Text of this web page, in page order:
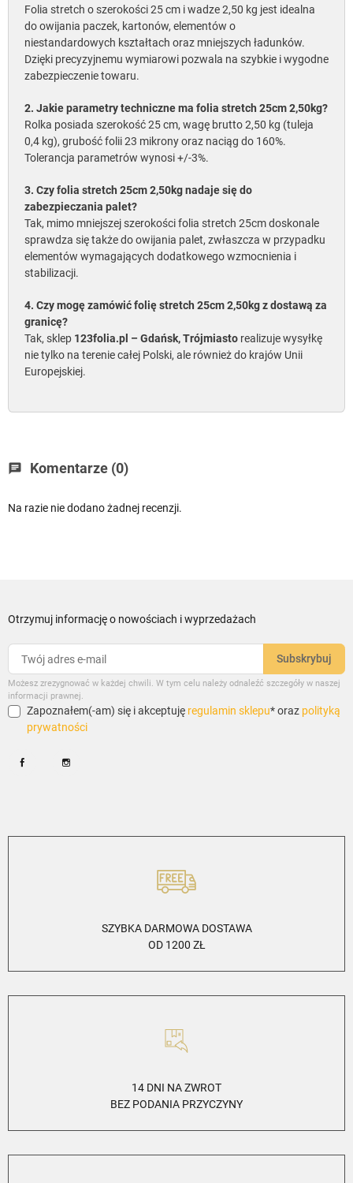
Folia stretch o szerokości 25 cm i wadze 2,50 kg jest idealna
do owijania paczek, kartonów, elementów o
niestandardowych kształtach oraz mniejszych ładunków.
Dzięki precyzyjnemu wymiarowi pozwala na szybkie i wygodne
zabezpieczenie towaru.
2. Jakie parametry techniczne ma folia stretch 25cm 2,50kg?
Rolka posiada szerokość 25 cm, wagę brutto 2,50 kg (tuleja
0,4 kg), grubość folii 23 mikrony oraz naciąg do 160%.
Tolerancja parametrów wynosi +/-3%.
3. Czy folia stretch 25cm 2,50kg nadaje się do
zabezpieczania palet?
Tak, mimo mniejszej szerokości folia stretch 25cm doskonale
sprawdza się także do owijania palet, zwłaszcza w przypadku
elementów wymagających dodatkowego wzmocnienia i
stabilizacji.
4. Czy mogę zamówić folię stretch 25cm 2,50kg z dostawą za
granicę?
Tak, sklep 123folia.pl – Gdańsk, Trójmiasto realizuje wysyłkę
nie tylko na terenie całej Polski, ale również do krajów Unii
Europejskiej.
chat Komentarze (0)
Na razie nie dodano żadnej recenzji.
Otrzymuj informację o nowościach i wyprzedażach
Możesz zrezygnować w każdej chwili. W tym celu należy odnaleźć szczegóły w naszej
informacji prawnej.
Zapoznałem(-am) się i akceptuję regulamin sklepu* oraz polityką
prywatności
SZYBKA DARMOWA DOSTAWA
OD 1200 ZŁ
14 DNI NA ZWROT
BEZ PODANIA PRZYCZYNY